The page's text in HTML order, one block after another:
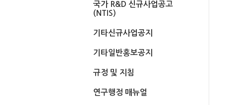
국가 R&D 신규사업공고
(NTIS)
기타신규사업공지
기타일반홍보공지
규정 및 지침
연구행정 매뉴얼